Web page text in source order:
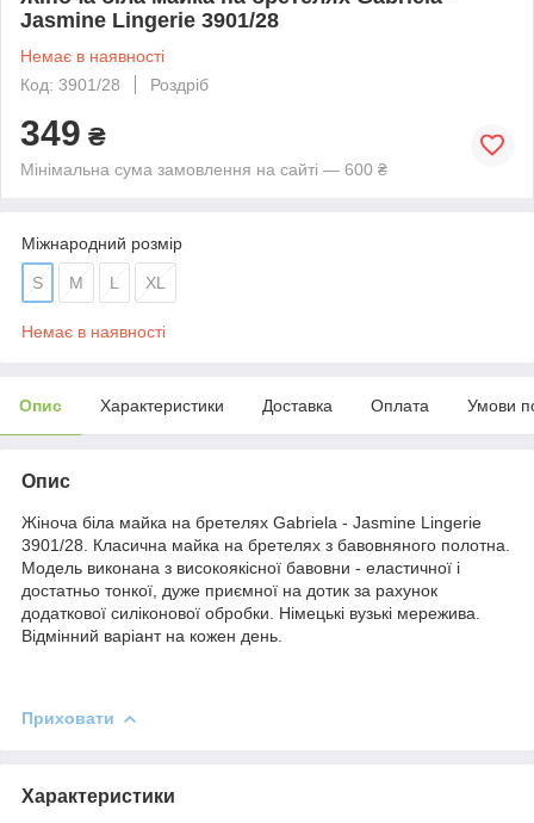
Jasmine Lingerie 3901/28
Немає в наявності
Код: 3901/28
Роздріб
349 ₴
Мінімальна сума замовлення на сайті — 600 ₴
Міжнародний розмір
S M L XL
Немає в наявності
Опис Характеристики Доставка Оплата Умови
Опис
Жіноча біла майка на бретелях Gabriela - Jasmine Lingerie
3901/28. Класична майка на бретелях з бавовняного полотна.
Модель виконана з високоякісної бавовни - еластичної і
достатньо тонкої, дуже приємної на дотик за рахунок
додаткової силіконової обробки. Німецькі вузькі мережива.
Відмінний варіант на кожен день.
Приховати
Характеристики